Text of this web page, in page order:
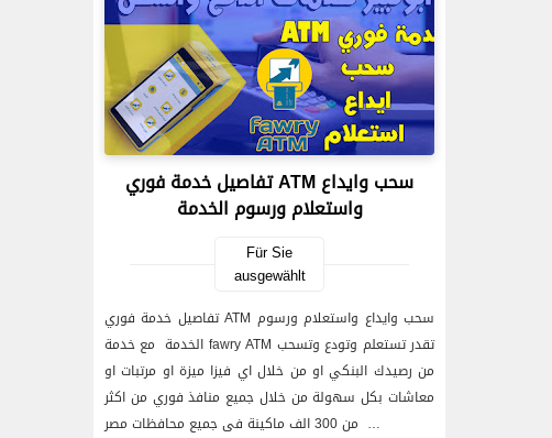
تفاصيل خدمة فوري ATM سحب وايداع
واستعلام ورسوم الخدمة
Für Sie
ausgewählt
تفاصيل خدمة فوري ATM سحب وايداع واستعلام ورسوم
الخدمة مع خدمة fawry ATM تقدر تستعلم وتودع وتسحب
من رصيدك البنكي او من خلال اي فيزا ميزة او مرتبات او
معاشات بكل سهولة من خلال جميع منافذ فوري من اكثر
من 300 الف ماكينة فى جميع محافظات مصر …